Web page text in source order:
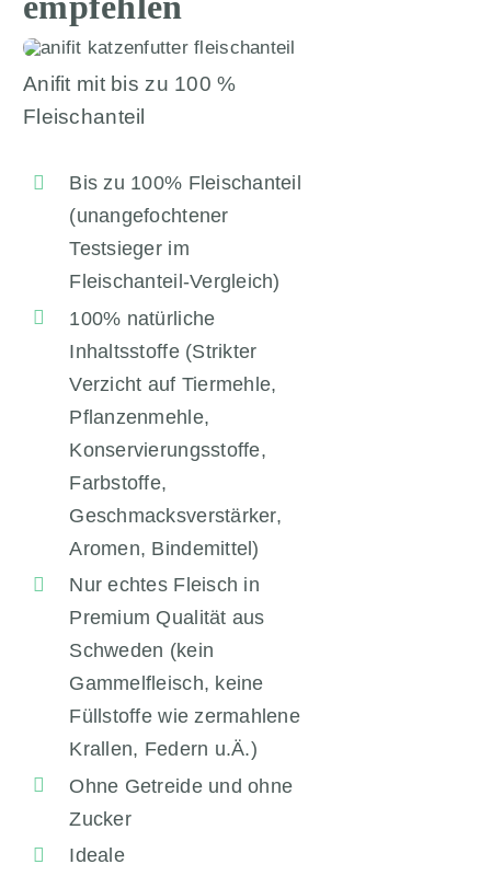
Anifit mit bis zu 100 %
Fleischanteil
Bis zu 100% Fleischanteil
(unangefochtener
Testsieger im
Fleischanteil-Vergleich)
100% natürliche
Inhaltsstoffe (Strikter
Verzicht auf Tiermehle,
Pflanzenmehle,
Konservierungsstoffe,
Farbstoffe,
Geschmacksverstärker,
Aromen, Bindemittel)
Nur echtes Fleisch in
Premium Qualität aus
Schweden (kein
Gammelfleisch, keine
Füllstoffe wie zermahlene
Krallen, Federn u.Ä.)
Ohne Getreide und ohne
Zucker
Ideale